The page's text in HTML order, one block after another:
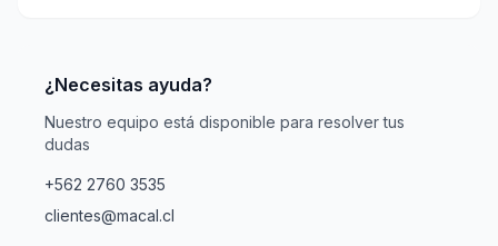
¿Necesitas ayuda?
Nuestro equipo está disponible para resolver tus
dudas
+562 2760 3535
clientes@macal.cl